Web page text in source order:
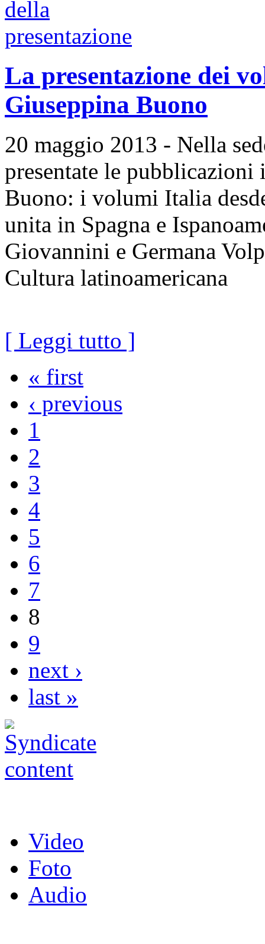
La presentazione dei
Giuseppina Buono
20 maggio 2013 - Nella
presentate le
Buono: i volumi Italia
unita in Spagna e
Giovannini e Germana
Cultura latinoamericana
[ Leggi tutto ]
« first
‹ previous
1
2
3
4
5
6
7
8
9
next ›
last »
Video
Foto
Audio